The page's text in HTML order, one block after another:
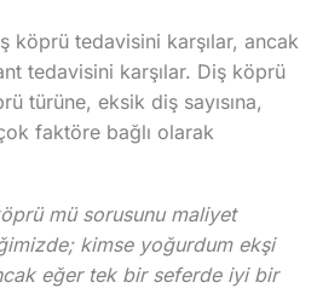
köprü tedavisini karşılar, ancak
tedavisini karşılar. Diş köprü
türüne, eksik diş sayısına,
faktöre bağlı olarak
mü sorusunu maliyet
kimse yoğurdum ekşi
eğer tek bir seferde iyi bir